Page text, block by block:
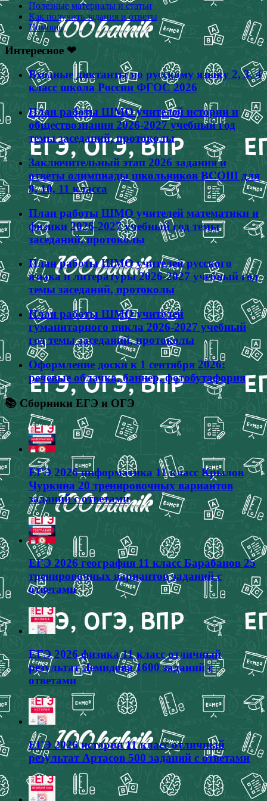
Полезные материалы и статьи
Как получить задания и ответы
Помощь
Интересное ❤
Входные диктанты по русскому языку 2, 3, 4
класс школа России ФГОС 2026
План работы ШМО учителей истории и
обществознания 2026-2027 учебный год
темы заседаний, протоколы
Заключительный этап 2026 задания и
ответы олимпиады школьников ВСОШ для
9, 10, 11 класса
План работы ШМО учителей математики и
физики 2026-2027 учебный год темы
заседаний, протоколы
План работы ШМО учителей русского
языка и литературы 2026-2027 учебный год
темы заседаний, протоколы
План работы ШМО учителей
гуманитарного цикла 2026-2027 учебный
год темы заседаний, протоколы
Оформление доски к 1 сентября 2026:
речевые облачка, баннер, фотобутафория
📚 Сборники ЕГЭ и ОГЭ
ЕГЭ 2026 информатика 11 класс Крылов
Чуркина 20 тренировочных вариантов
заданий с ответами
ЕГЭ 2026 география 11 класс Барабанов 25
тренировочных вариантов заданий с
ответами
ЕГЭ 2026 физика 11 класс отличный
результат Демидова 1600 заданий с
ответами
ЕГЭ 2026 история 11 класс отличный
результат Артасов 500 заданий с ответами